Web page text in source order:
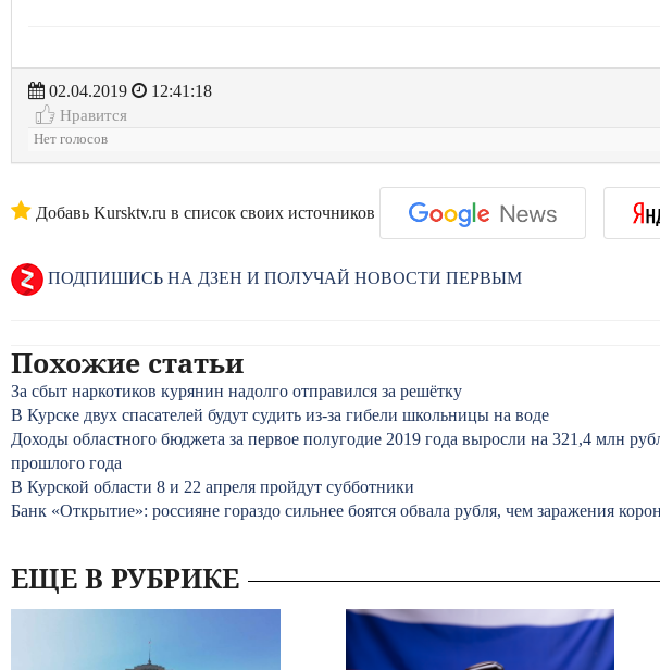
02.04.2019
12:41:18
Нравится
Нет голосов
Добавь Kursktv.ru в список своих источников
ПОДПИШИСЬ НА ДЗЕН И ПОЛУЧАЙ НОВОСТИ ПЕРВЫМ
Похожие статьи
За сбыт наркотиков курянин надолго отправился за решётку
В Курске двух спасателей будут судить из-за гибели школьницы на воде
Доходы областного бюджета за первое полугодие 2019 года выросли на 321,4 млн
прошлого года
В Курской области 8 и 22 апреля пройдут субботники
Банк «Открытие»: россияне гораздо сильнее боятся обвала рубля, чем заражения
ЕЩЕ В РУБРИКЕ